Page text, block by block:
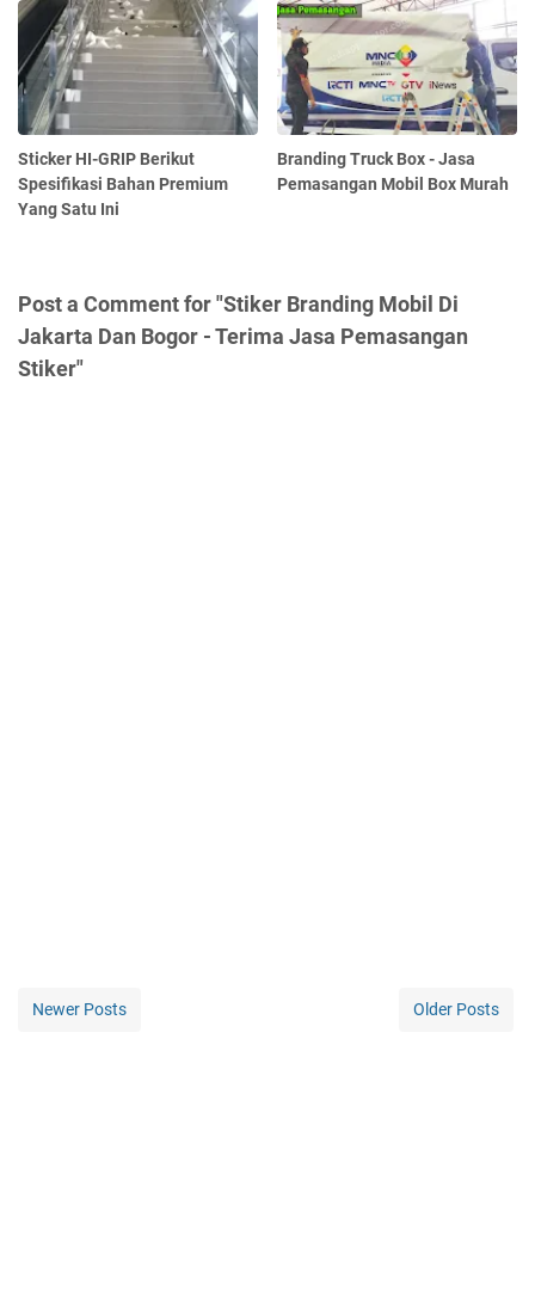
Sticker HI-GRIP Berikut
Spesifikasi Bahan Premium
Yang Satu Ini
Branding Truck Box - Jasa
Pemasangan Mobil Box Murah
Post a Comment for "Stiker Branding Mobil Di
Jakarta Dan Bogor - Terima Jasa Pemasangan
Stiker"
Newer Posts Older Posts